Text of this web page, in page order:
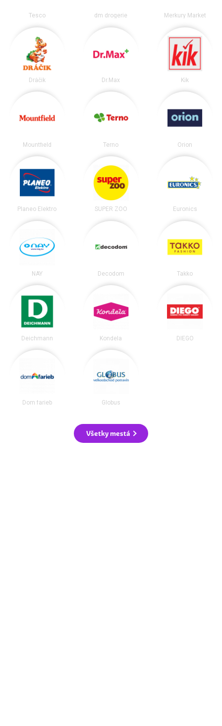
Tesco dm drogerie Merkury Market
Dráčik Dr.Max Kik
Mountfield Terno Orion
Planeo Elektro SUPER ZOO Euronics
NAY Decodom Takko
Deichmann Kondela DIEGO
Dom farieb Globus
Všetky mestá